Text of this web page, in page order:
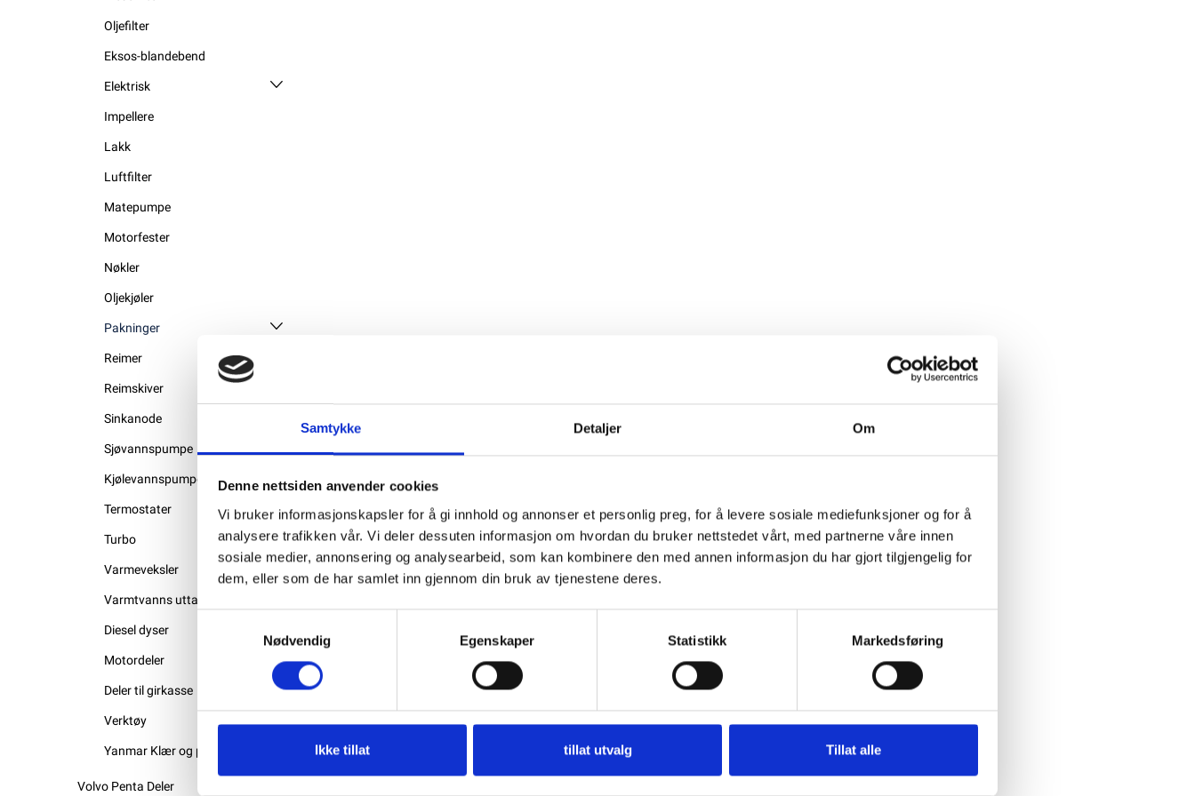
Samtykke Detaljer Om
Denne nettsiden anvender cookies
Vi bruker informasjonskapsler for å gi innhold og annonser et personlig preg, for å levere sosiale mediefunksjoner og for å
analysere trafikken vår. Vi deler dessuten informasjon om hvordan du bruker nettstedet vårt, med partnerne våre innen
sosiale medier, annonsering og analysearbeid, som kan kombinere den med annen informasjon du har gjort tilgjengelig for
dem, eller som de har samlet inn gjennom din bruk av tjenestene deres.
Nødvendig
Egenskaper Statistikk Markedsføring
Ikke tillat tillat utvalg Tillat alle
Oljefilter
Eksos-blandebend
Elektrisk
Impellere
Lakk
Luftfilter
Matepumpe
Motorfester
Nøkler
Oljekjøler
Pakninger
Reimer
Reimskiver
Sinkanode
Sjøvannspumpe
Kjølevannspumpe
Termostater
Turbo
Varmeveksler
Varmtvanns uttak
Diesel dyser
Motordeler
Deler til girkasse
Verktøy
Yanmar Klær og profilering
Volvo Penta Deler